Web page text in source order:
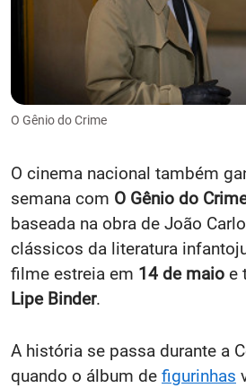
O Gênio do Crime
O cinema nacional também
semana com O Gênio do
baseada na obra de João
clássicos da literatura
filme estreia em 14 de maio e
Lipe Binder.
A história se passa durante a
quando o álbum de figurinhas